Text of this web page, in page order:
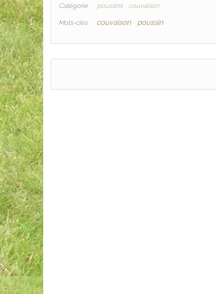
Catégorie poussins couvaison
Mots-clés couvaison poussin